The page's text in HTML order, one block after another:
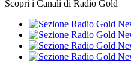
Scopri i Canali di Radio Gold